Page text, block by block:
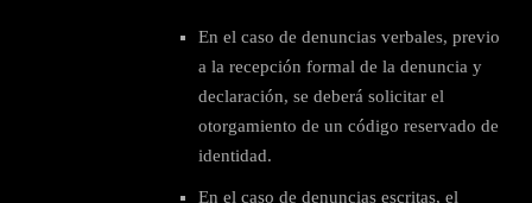
En el caso de denuncias verbales, previo
a la recepción formal de la denuncia y
declaración, se deberá solicitar el
otorgamiento de un código reservado de
identidad.
En el caso de denuncias escritas, el